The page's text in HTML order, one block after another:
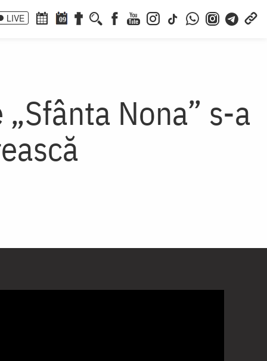
LIVE 09
Nona” s-a